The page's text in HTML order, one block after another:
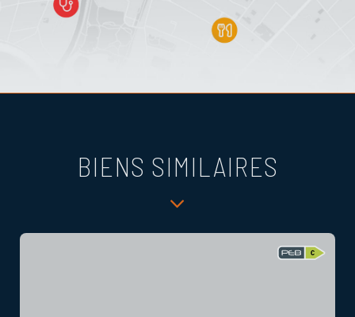
BIENS SIMILAIRES